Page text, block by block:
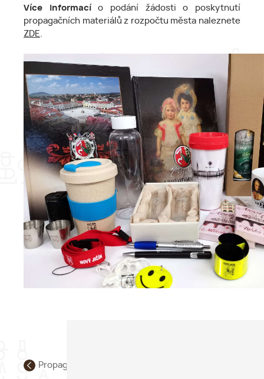
Více informacío podání žádosti o poskytnutí
propagačních materiálů z rozpočtu města naleznete
ZDE.
Propagace